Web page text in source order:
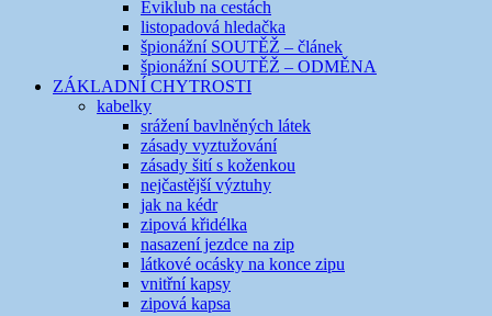
Eviklub na cestách
listopadová hledačka
špionážní SOUTĚŽ – článek
špionážní SOUTĚŽ – ODMĚNA
ZÁKLADNÍ CHYTROSTI
kabelky
srážení bavlněných látek
zásady vyztužování
zásady šití s koženkou
nejčastější výztuhy
jak na kédr
zipová křidélka
nasazení jezdce na zip
látkové ocásky na konce zipu
vnitřní kapsy
zipová kapsa